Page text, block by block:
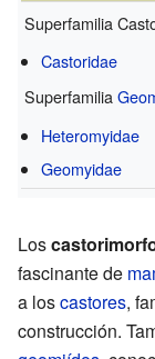
Superfamilia
Castoridae
Superfamilia
Heteromyidae
Geomyidae
Los
fascinante de
a loscastores,
construcción.